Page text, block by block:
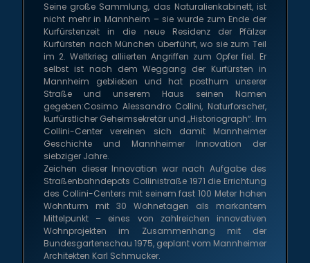
Seine große Sammlung, das Naturalienkabinett, ist
nicht mehr in Mannheim – sie wurde zum Ende der
Kurfürstenzeit in die neue Residenz der Pfälzer
Kurfürsten nach München überführt, wo sie zum Teil
im 2. Weltkrieg alliierten Angriffen zum Opfer fiel. Er
selbst ist nach dem Weggang der Kurfürsten in
Mannheim geblieben und hat posthum unserer
Straße und unserem Haus seinen Namen
gegeben:Cosimo Alessandro Collini, Naturforscher,
kurfürstlicher Geheimsekretär und „Historiograph“. Im
Collini-Center vereinen sich damit Mannheimer
Geschichte und Mannheimer Innovation der
siebziger Jahre.
Zeichen dieser Innovation war nach Aufgabe des
Straßenbahndepots Collinistraße 1971 die Errichtung
des Collini-Centers mit seinem fast 100 Meter hohen
Wohnturm mit 30 Wohnetagen als markantem
Mittelpunkt – eines von zahlreichen innovativen
Wohnprojekten im Zusammenhang mit der
Bundesgartenschau 1975, geplant vom Mannheimer
Architekten Karl Schmucker.